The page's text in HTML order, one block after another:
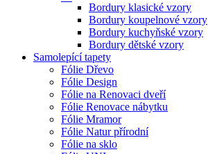
Bordury klasické vzory
Bordury koupelnové vzory
Bordury kuchyňské vzory
Bordury dětské vzory
Samolepící tapety
Fólie Dřevo
Fólie Design
Fólie na Renovaci dveří
Fólie Renovace nábytku
Fólie Mramor
Fólie Natur přírodní
Fólie na sklo